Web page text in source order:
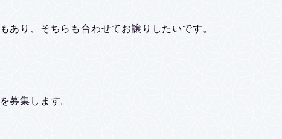
あり、そちらも合わせてお譲りしたいです。
募集します。